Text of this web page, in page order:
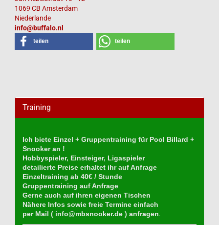
1069 CB Amsterdam
Niederlande
info@buffalo.nl
teilen teilen
Training
Ich biete Einzel + Gruppentraining für Pool Billard +
Snooker an !
Hobbyspieler, Einsteiger, Ligaspieler
detailierte Preise erhaltet ihr auf Anfrage
Einzeltraining ab 40€ / Stunde
Gruppentraining auf Anfrage
Gerne auch auf ihren eigenen Tischen
Nähere Infos sowie freie Termine einfach
per Mail ( info@mbsnooker.de ) anfragen.